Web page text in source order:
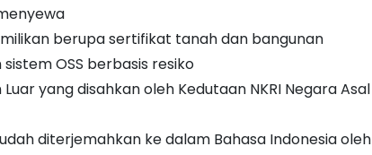
berupa sertifikat tanah dan bangunan
OSS berbasis resiko
yang disahkan oleh Kedutaan NKRI Negara Asal
diterjemahkan ke dalam Bahasa Indonesia oleh